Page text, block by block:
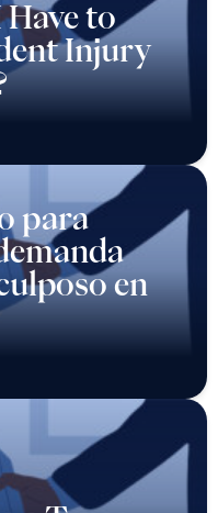
to
Injury
para
en